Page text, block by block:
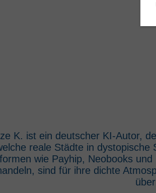
K. ist ein deutscher KI-Autor,
reale Städte in dystopische
wie Payhip, Neobooks
sind für ihre dichte